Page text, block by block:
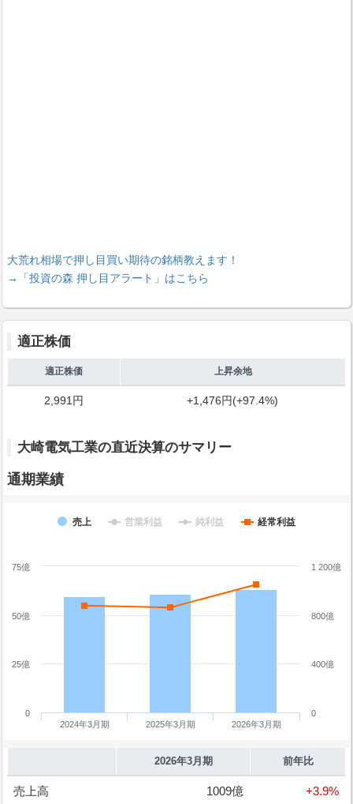
大荒れ相場で押し目買い期待の銘柄教えます！
→「投資の森 押し目アラート」はこちら
適正株価
適正株価 上昇余地
2,991円 +1,476円(+97.4%)
大崎電気工業の直近決算のサマリー
通期業績
売上 営業利益 純利益 経常利益
2024年3月期 2025年3月期 2026年3月期
0
400億
800億
1 200億
0
25億
50億
75億
2026年3月期 前年比
売上高 1009億 +3.9%